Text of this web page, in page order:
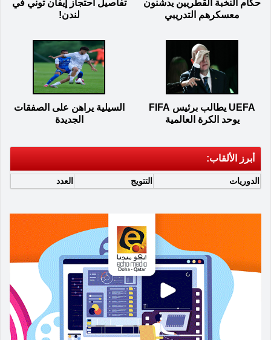
حكام النخبة القطريين يدشنون
معسكرهم التدريبي
تفاصيل احتجاز إيفان توني في
لندن!
UEFA يطالب برئيس FIFA
يوحد الكرة العالمية
السيلية يراهن على الصفقات
الجديدة
أبرز الألقاب:
الدوريات التتويج العدد